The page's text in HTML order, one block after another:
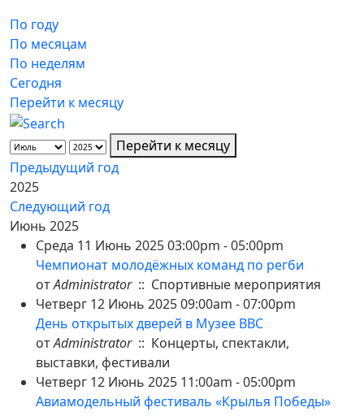
По году
По месяцам
По неделям
Сегодня
Перейти к месяцу
Перейти к месяцу
Предыдущий год
2025
Следующий год
Июнь 2025
Среда 11 Июнь 2025 03:00pm - 05:00pm
Чемпионат молодёжных команд по регби
отAdministrator:: Спортивные мероприятия
Четверг 12 Июнь 2025 09:00am - 07:00pm
День открытых дверей в Музее ВВС
отAdministrator:: Концерты, спектакли,
выставки, фестивали
Четверг 12 Июнь 2025 11:00am - 05:00pm
Авиамодельный фестиваль «Крылья Победы»